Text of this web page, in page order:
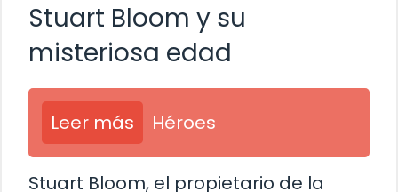
Stuart Bloom y su
misteriosa edad
Leer más Héroes
Stuart Bloom, el propietario de la